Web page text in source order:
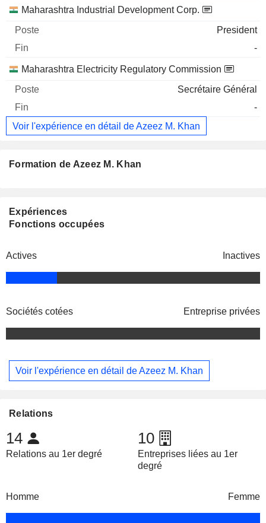
Maharashtra Industrial Development Corp.
President
-
Maharashtra Electricity Regulatory Commission
Secrétaire Général
-
Voir l'expérience en détail de Azeez M. Khan
Formation de Azeez M. Khan
Expériences
Fonctions occupées
Actives Inactives
Sociétés cotées Entreprise privées
Voir l'expérience en détail de Azeez M. Khan
Relations
14
Relations au 1er degré
10
Entreprises liées au 1er
degré
Homme Femme